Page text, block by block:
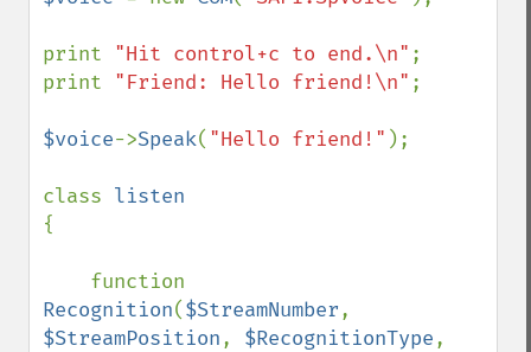
print "Hit control+c to end.\n" ;
print "Friend: Hello friend!\n" ;
$voice->Speak( "Hello friend!" );
class
{
Recognition($StreamNumber
$StreamPosition, $RecognitionType